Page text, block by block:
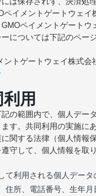
ペイメントゲートウェイ
ペイメントゲートウ
については下記のペー
ントゲートウェイ株式会
用
の範囲内で、個人デー
す。共同利用の実施に
関する法律（個人情報
守して、個人情報を取
て利用される個人データ
住所、電話番号、生年